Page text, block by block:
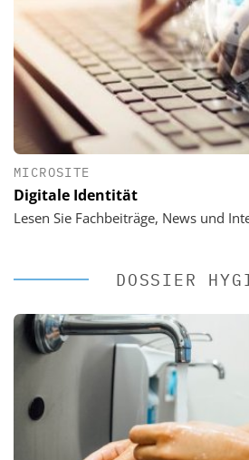
MICROSITE
Digitale Identität
Lesen Sie Fachbeiträge, News und
DOSSIER